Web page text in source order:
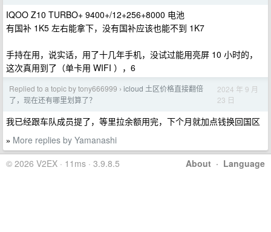
IQOO Z10 TURBO+ 9400+/12+256+8000 电池
有国补 1K5 左右能拿下，没有国补应该也能不到 1K7
手持在用，说实话，用了十几年手机，没试过能用亮屏 10 小时的，
这次真用到了（单卡用 WIFI ），6
Replied to a topic by tony666999 › icloud 土区价格直接翻倍
了，现在还有哪里划算了？
2024 年 9 月
23 日
我已经跟车队成员提了，等里拉余额用完，下个月就加点钱换回国区
» More replies by Yamanashi
About · Language
© 2026 V2EX · 11ms · 3.9.8.5